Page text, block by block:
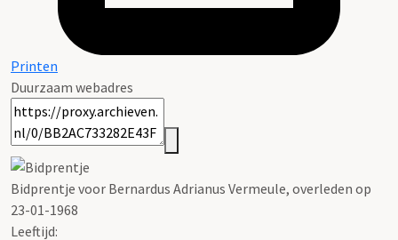
Printen
Duurzaam webadres
Bidprentje voor Bernardus Adrianus Vermeule, overleden op
23-01-1968
Leeftijd: